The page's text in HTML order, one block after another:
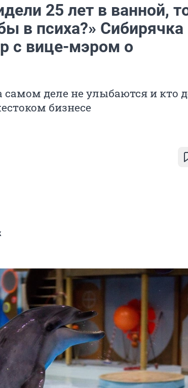
25 лет в ванной,
в психа?» Сибирячка
с вице-мэром о
деле не улыбаются и кто
бизнесе